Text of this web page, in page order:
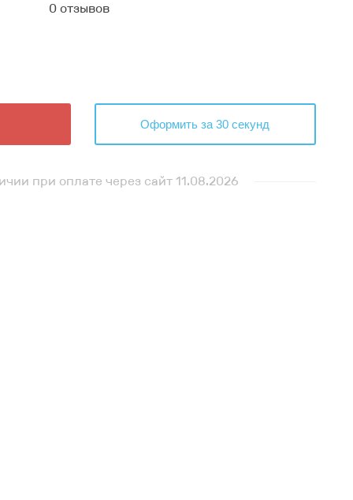
0 отзывов
Оформить за 30 секунд
при оплате через сайт 11.08.2026